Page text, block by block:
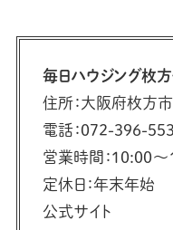
毎日ハウジング枚
住所：大阪府枚方
電話：072-396-
営業時間：10:00
定休日：年末年始
公式サイト